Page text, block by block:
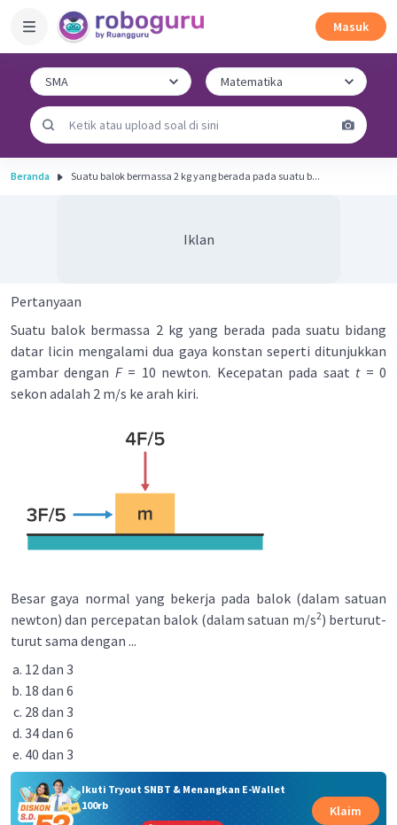
Masuk
Beranda Suatu balok bermassa 2 kg yang berada pada suatu b...
Iklan
Pertanyaan
Suatu balok bermassa 2 kg yang berada pada suatu bidang
datar licin mengalami dua gaya konstan seperti ditunjukkan
gambar dengan F = 10 newton. Kecepatan pada saat t = 0
sekon adalah 2 m/s ke arah kiri.
Besar gaya normal yang bekerja pada balok (dalam satuan
newton) dan percepatan balok (dalam satuan m/s2) berturut-
turut sama dengan ...
12 dan 3
18 dan 6
28 dan 3
34 dan 6
40 dan 3
Ikuti Tryout SNBT & Menangkan E-Wallet
100rb
Klaim